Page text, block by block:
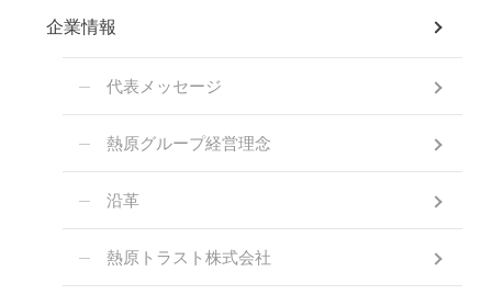
企業情報
代表メッセージ
熱原グループ経営理念
沿革
熱原トラスト株式会社